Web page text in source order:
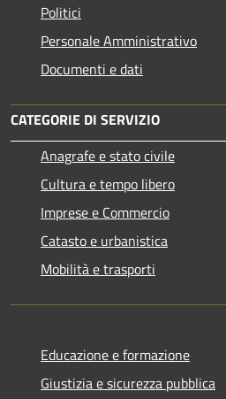
Politici
Personale Amministrativo
Documenti e dati
CATEGORIE DI SERVIZIO
Anagrafe e stato civile
Cultura e tempo libero
Imprese e Commercio
Catasto e urbanistica
Mobilità e trasporti
Educazione e formazione
Giustizia e sicurezza pubblica